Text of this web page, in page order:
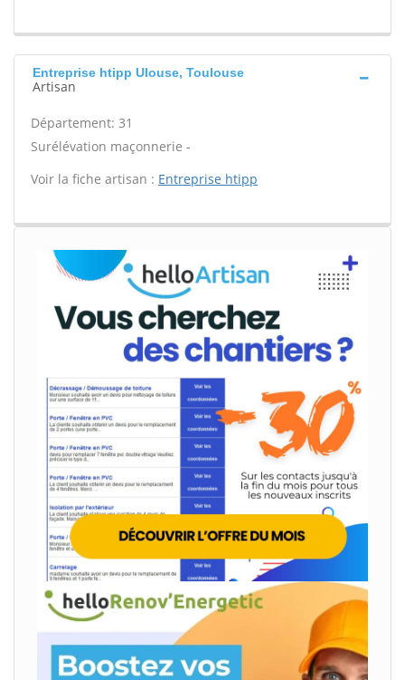
Entreprise htipp Ulouse, Toulouse
Artisan
Département: 31
Surélévation maçonnerie -
Voir la fiche artisan : Entreprise htipp